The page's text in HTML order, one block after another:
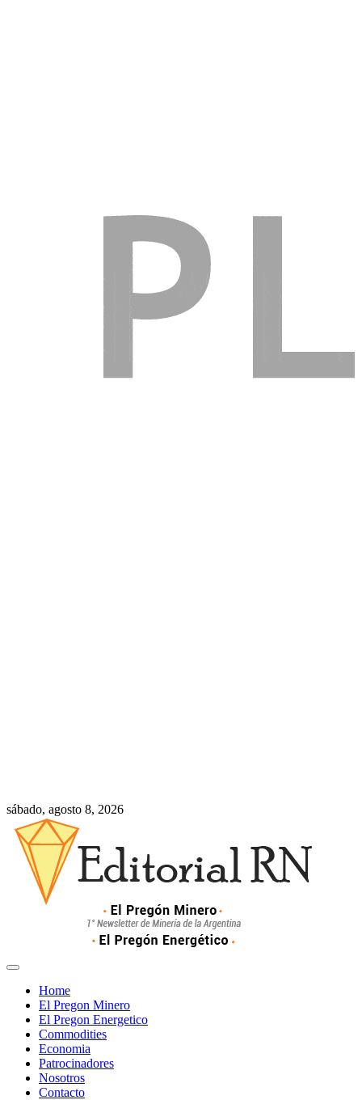
sábado, agosto 8, 2026
Home
El Pregon Minero
El Pregon Energetico
Commodities
Economia
Patrocinadores
Nosotros
Contacto